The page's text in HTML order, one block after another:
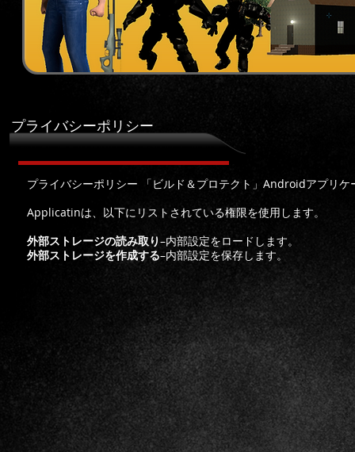
プライバシーポリシー
Lines2048Android
プライバシーポリシー 「ビルド＆プロテクト」Androidアプリケ
Applicatinは、以下にリストされている権限を使用します。
外部ストレージの読み取り–内部設定をロードします。
外部ストレージを作成する–内部設定を保存します。